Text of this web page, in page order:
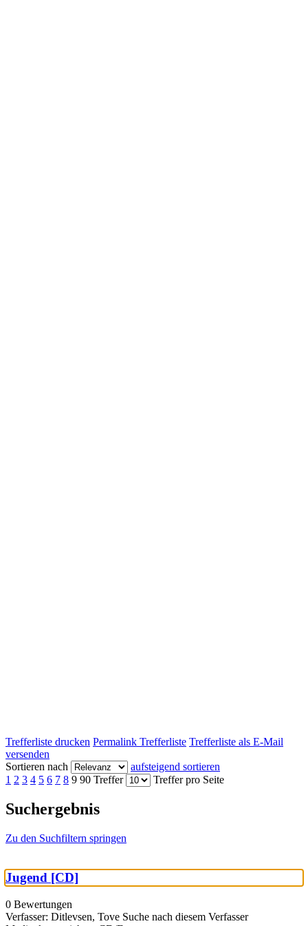
Trefferliste drucken Permalink Trefferliste Trefferliste als E-Mail
versenden
Sortieren nach
aufsteigend sortieren
1 2 3 4 5 6 7 8 9 90 Treffer Treffer pro Seite
Suchergebnis
Zu den Suchfiltern springen
Jugend [CD]
0 Bewertungen
Verfasser: Ditlevsen, Tove Suche nach diesem Verfasser